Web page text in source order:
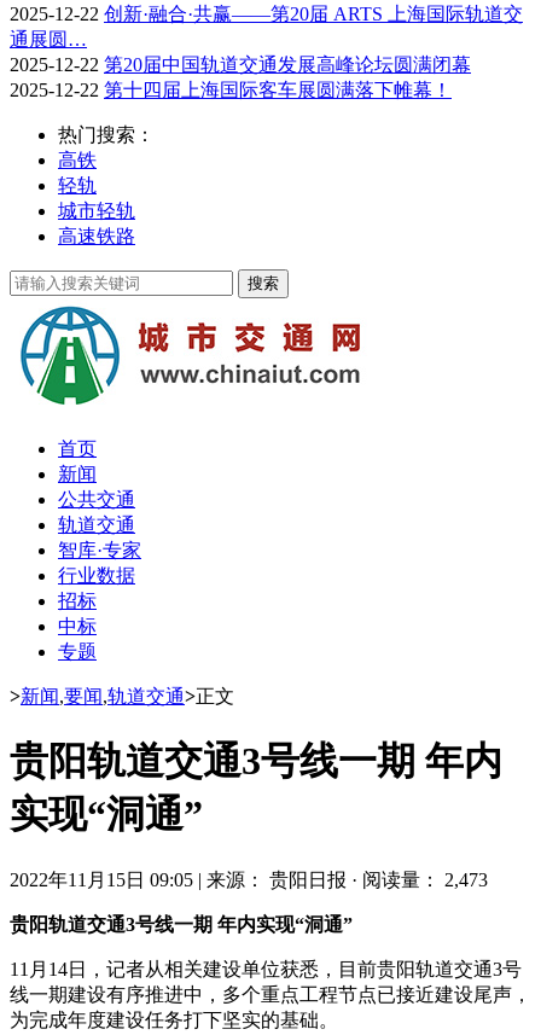
2025-12-22 创新·融合·共赢——第20届 ARTS 上海国际轨道交
通展圆…
2025-12-22 第20届中国轨道交通发展高峰论坛圆满闭幕
2025-12-22 第十四届上海国际客车展圆满落下帷幕！
热门搜索：
高铁
轻轨
城市轻轨
高速铁路
首页
新闻
公共交通
轨道交通
智库·专家
行业数据
招标
中标
专题
>新闻,要闻,轨道交通>正文
贵阳轨道交通3号线一期 年内
实现“洞通”
2022年11月15日 09:05 | 来源： 贵阳日报 · 阅读量： 2,473
贵阳轨道交通3号线一期 年内实现“洞通”
11月14日，记者从相关建设单位获悉，目前贵阳轨道交通3号
线一期建设有序推进中，多个重点工程节点已接近建设尾声，
为完成年度建设任务打下坚实的基础。